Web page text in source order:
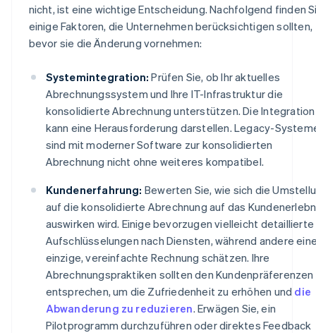
nicht, ist eine wichtige Entscheidung. Nachfolgend finden
einige Faktoren, die Unternehmen berücksichtigen sollten,
bevor sie die Änderung vornehmen:
Systemintegration: Prüfen Sie, ob Ihr aktuelles
Abrechnungssystem und Ihre IT-Infrastruktur die
konsolidierte Abrechnung unterstützen. Die Integration
kann eine Herausforderung darstellen. Legacy-
sind mit moderner Software zur konsolidierten
Abrechnung nicht ohne weiteres kompatibel.
Kundenerfahrung: Bewerten Sie, wie sich die
auf die konsolidierte Abrechnung auf das
auswirken wird. Einige bevorzugen vielleicht detaillierte
Aufschlüsselungen nach Diensten, während andere
einzige, vereinfachte Rechnung schätzen. Ihre
Abrechnungspraktiken sollten den Kundenpräferenzen
entsprechen, um die Zufriedenheit zu erhöhen und die
Abwanderung zu reduzieren. Erwägen Sie, ein
Pilotprogramm durchzuführen oder direktes Feedback